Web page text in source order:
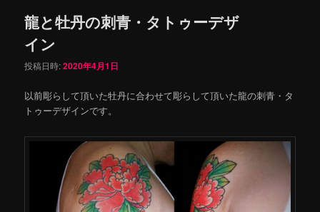
龍と牡丹の刺青・タトゥーデザ
イン
投稿日時:2020年4月1日
以前彫らして頂いた牡丹に合わせて彫らして頂いた龍の刺青・タ
トゥーデザインです。